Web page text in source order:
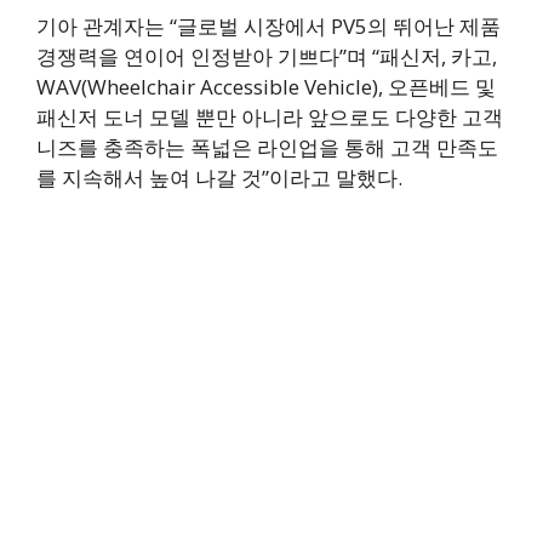
기아 관계자는 “글로벌 시장에서 PV5의 뛰어난 제품
경쟁력을 연이어 인정받아 기쁘다”며 “패신저, 카고,
WAV(Wheelchair Accessible Vehicle), 오픈베드 및
패신저 도너 모델 뿐만 아니라 앞으로도 다양한 고객
니즈를 충족하는 폭넓은 라인업을 통해 고객 만족도
를 지속해서 높여 나갈 것”이라고 말했다.